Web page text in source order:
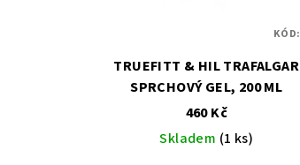
TRUEFITT & HIL TRAFALGAR
SPRCHOVÝ GEL, 200 ML
460 Kč
Skladem (1 ks)
KÓD: